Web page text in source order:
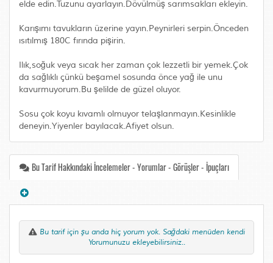
elde edin.Tuzunu ayarlayın.Dövülmüş sarımsakları ekleyin.
Karışımı tavukların üzerine yayın.Peynirleri serpin.Önceden
ısıtılmış 180C fırında pişirin.
Ilık,soğuk veya sıcak her zaman çok lezzetli bir yemek.Çok
da sağlıklı çünkü beşamel sosunda önce yağ ile unu
kavurmuyorum.Bu şelilde de güzel oluyor.
Sosu çok koyu kıvamlı olmuyor telaşlanmayın.Kesinlikle
deneyin.Yiyenler bayılacak.Afiyet olsun.
Bu Tarif Hakkındaki İncelemeler - Yorumlar - Görüşler - İpuçları
Bu tarif için şu anda hiç yorum yok. Sağdaki menüden kendi
Yorumunuzu ekleyebilirsiniz..